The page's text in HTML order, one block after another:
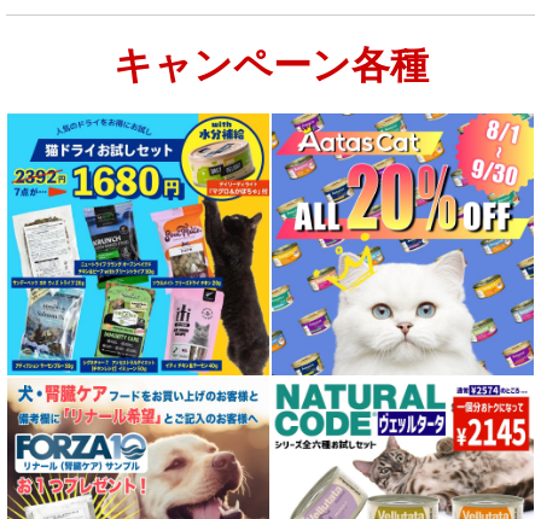
キャンペーン各種